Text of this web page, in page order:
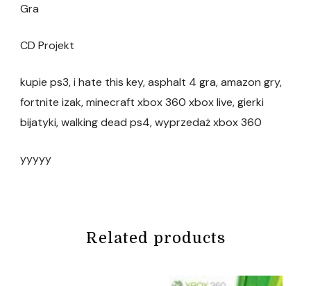
Gra
CD Projekt
kupie ps3, i hate this key, asphalt 4 gra, amazon gry,
fortnite izak, minecraft xbox 360 xbox live, gierki
bijatyki, walking dead ps4, wyprzedaż xbox 360
yyyyy
Related products